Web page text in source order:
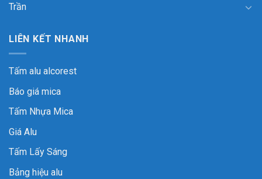
Trần
LIÊN KẾT NHANH
Tấm alu alcorest
Báo giá mica
Tấm Nhựa Mica
Giá Alu
Tấm Lấy Sáng
Bảng hiệu alu